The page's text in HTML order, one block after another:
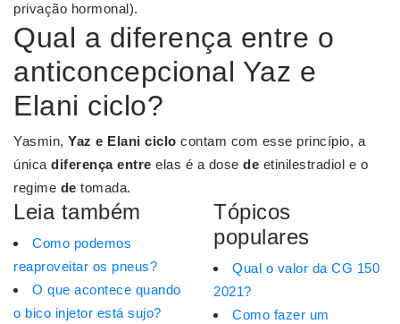
privação hormonal).
Qual a diferença entre o
anticoncepcional Yaz e
Elani ciclo?
Yasmin, Yaz e Elani ciclo contam com esse princípio, a
única diferença entre elas é a dose de etinilestradiol e o
regime de tomada.
Leia também
Como podemos
reaproveitar os pneus?
O que acontece quando
o bico injetor está sujo?
Tópicos
populares
Qual o valor da CG 150
2021?
Como fazer um